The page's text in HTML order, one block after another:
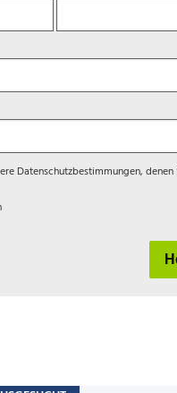
Datenschutzbestimmungen,